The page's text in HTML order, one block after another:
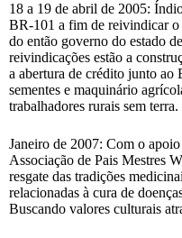
18 a 19 de abril de 2005:
BR-101 a fim de reivindicar o
do então governo do estado
reivindicações estão a
a abertura de crédito junto ao
sementes e maquinário
trabalhadores rurais sem terra.
Janeiro de 2007: Com o
Associação de Pais Mestres
resgate das tradições
relacionadas à cura de
Buscando valores culturais